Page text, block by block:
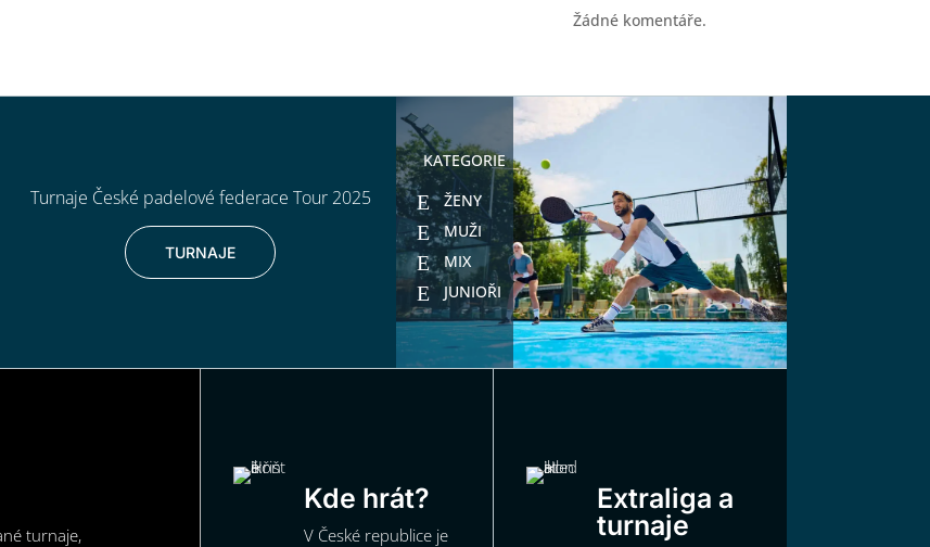
Žádné komentáře.
Turnaje České padelové federace Tour 2025
TURNAJE
KATEGORIE
ŽENY
MUŽI
MIX
JUNIOŘI
turnaje,
Kde hrát?
V České republice je
Extraliga a
turnaje